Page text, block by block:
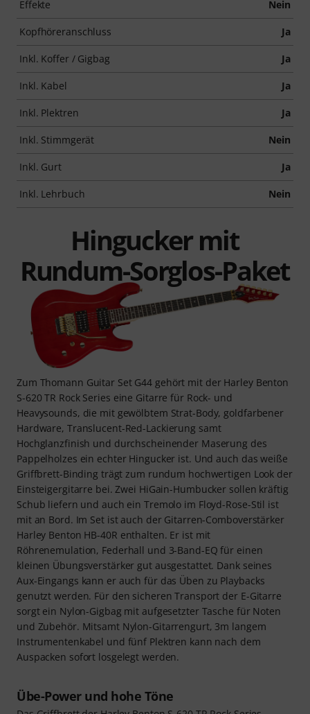
Effekte Nein
Kopfhöreranschluss Ja
Inkl. Koffer / Gigbag Ja
Inkl. Kabel Ja
Inkl. Plektren Ja
Inkl. Stimmgerät Nein
Inkl. Gurt Ja
Inkl. Lehrbuch Nein
Hingucker mit
Rundum-Sorglos-Paket
Zum Thomann Guitar Set G44 gehört mit der Harley Benton
S-620 TR Rock Series eine Gitarre für Rock- und
Heavysounds, die mit gewölbtem Strat-Body, goldfarbener
Hardware, Translucent-Red-Lackierung samt
Hochglanzfinish und durchscheinender Maserung des
Pappelholzes ein echter Hingucker ist. Und auch das weiße
Griffbrett-Binding trägt zum rundum hochwertigen Look der
Einsteigergitarre bei. Zwei HiGain-Humbucker sollen kräftig
Schub liefern und auch ein Tremolo im Floyd-Rose-Stil ist
mit an Bord. Im Set ist auch der Gitarren-Comboverstärker
Harley Benton HB-40R enthalten. Er ist mit
Röhrenemulation, Federhall und 3-Band-EQ für einen
kleinen Übungsverstärker gut ausgestattet. Dank seines
Aux-Eingangs kann er auch für das Üben zu Playbacks
genutzt werden. Für den sicheren Transport der E-Gitarre
sorgt ein Nylon-Gigbag mit aufgesetzter Tasche für Noten
und Zubehör. Mitsamt Nylon-Gitarrengurt, 3m langem
Instrumentenkabel und fünf Plektren kann nach dem
Auspacken sofort losgelegt werden.
Übe-Power und hohe Töne